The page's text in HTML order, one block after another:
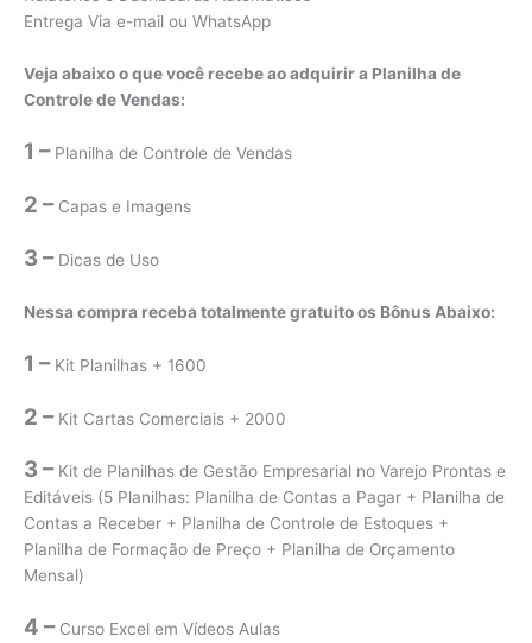
Entrega Via e-mail ou WhatsApp
Veja abaixo o que você recebe ao adquirir a Planilha de
Controle de Vendas:
1 –Planilha de Controle de Vendas
2 –Capas e Imagens
3 –Dicas de Uso
Nessa compra receba totalmente gratuito os Bônus Abaixo:
1 –Kit Planilhas + 1600
2 –Kit Cartas Comerciais + 2000
3 –Kit de Planilhas de Gestão Empresarial no Varejo Prontas e
Editáveis (5 Planilhas: Planilha de Contas a Pagar + Planilha de
Contas a Receber + Planilha de Controle de Estoques +
Planilha de Formação de Preço + Planilha de Orçamento
Mensal)
4 –Curso Excel em Vídeos Aulas